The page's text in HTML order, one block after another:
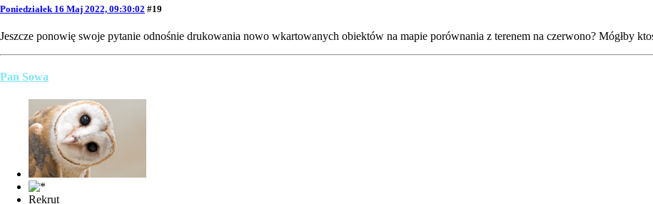
Poniedziałek 16 Maj 2022, 09:30:02 #19
Jeszcze ponowię swoje pytanie odnośnie drukowania nowo wkartowanych obiektów na mapie porównania z terenem na czerwono? Mógłby
Pan Sowa
Rekrut